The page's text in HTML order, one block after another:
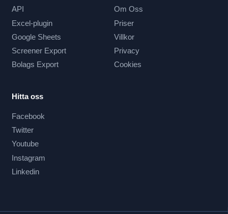
API
Excel-plugin
Google Sheets
Screener Export
Bolags Export
Om Oss
Priser
Villkor
Privacy
Cookies
Hitta oss
Facebook
Twitter
Youtube
Instagram
Linkedin